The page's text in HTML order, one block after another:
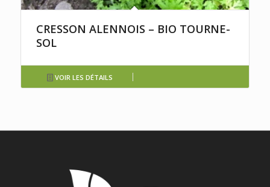
CRESSON ALENNOIS – BIO TOURNE-
SOL
VOIR LES DÉTAILS